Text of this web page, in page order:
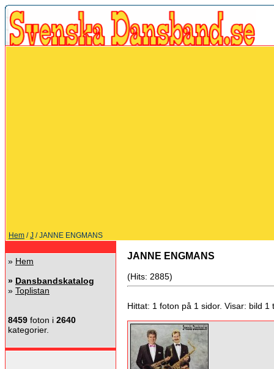
Hem /J / JANNE ENGMANS
» Hem
» Dansbandskatalog
» Toplistan
8459 foton i 2640
kategorier.
JANNE ENGMANS
(Hits: 2885)
Hittat: 1 foton på 1 sidor. Visar: bild 1